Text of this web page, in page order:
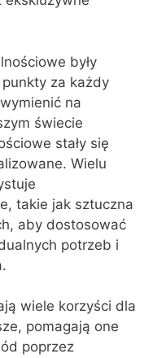
były
za każdy
na
świecie
stały się
Wielu
takie jak sztuczna
aby dostosować
potrzeb i
wiele korzyści dla
pomagają one
poprzez